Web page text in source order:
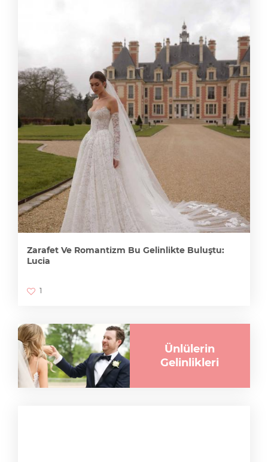
Zarafet Ve Romantizm Bu Gelinlikte Buluştu:
Lucia
1
Ünlülerin
Gelinlikleri